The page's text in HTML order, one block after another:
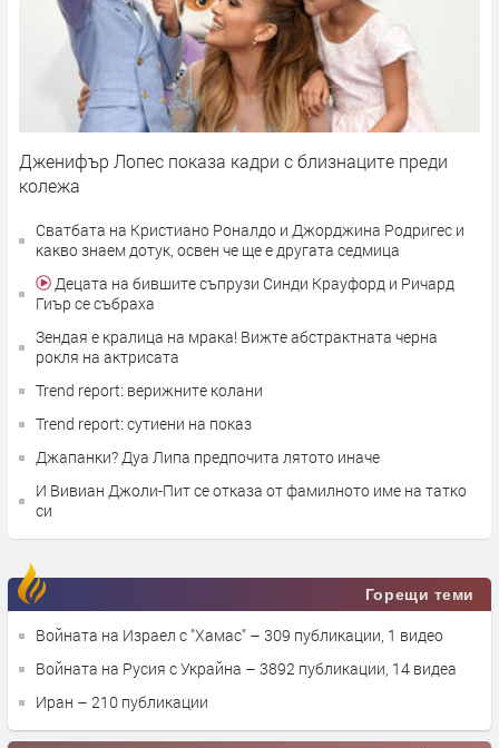
Дженифър Лопес показа кадри с близнаците преди
колежа
Сватбата на Кристиано Роналдо и Джорджина Родригес и
какво знаем дотук, освен че ще е другата седмица
Децата на бившите съпрузи Синди Крауфорд и Ричард
Гиър се събраха
Зендая е кралица на мрака! Вижте абстрактната черна
рокля на актрисата
Trend report: верижните колани
Trend report: сутиени на показ
Джапанки? Дуа Липа предпочита лятото иначе
И Вивиан Джоли-Пит се отказа от фамилното име на татко
си
Горещи теми
Войната на Израел с "Хамас"
– 309 публикации, 1 видео
Войната на Русия с Украйна
– 3892 публикации, 14 видеа
Иран
– 210 публикации